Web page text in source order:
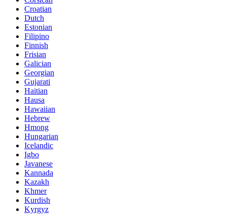
Croatian
Dutch
Estonian
Filipino
Finnish
Frisian
Galician
Georgian
Gujarati
Haitian
Hausa
Hawaiian
Hebrew
Hmong
Hungarian
Icelandic
Igbo
Javanese
Kannada
Kazakh
Khmer
Kurdish
Kyrgyz